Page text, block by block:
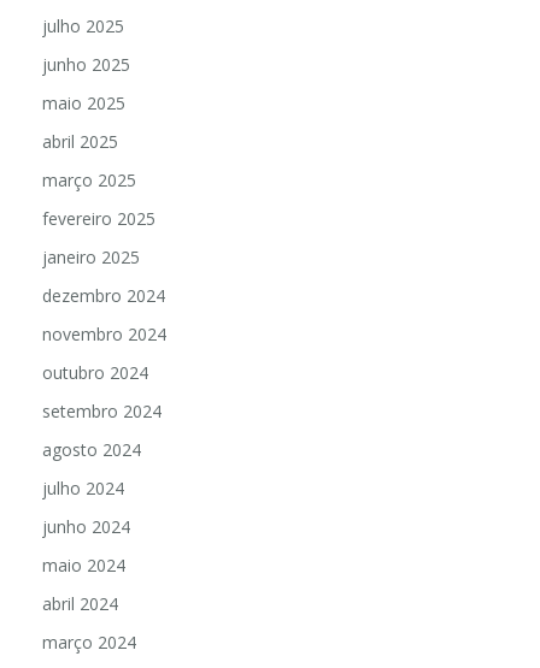
julho 2025
junho 2025
maio 2025
abril 2025
março 2025
fevereiro 2025
janeiro 2025
dezembro 2024
novembro 2024
outubro 2024
setembro 2024
agosto 2024
julho 2024
junho 2024
maio 2024
abril 2024
março 2024